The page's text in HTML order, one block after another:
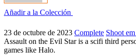
Añadir a la Colección
23 de octubre de 2023 Complete Shoot
Assault on the Evil Star is a scifi third
games like Halo.